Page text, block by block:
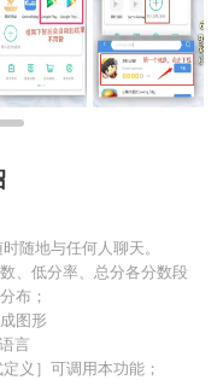
随地与任何人聊天。
、低分率、总分各分数段
布；
图形
言
义］可调用本功能；